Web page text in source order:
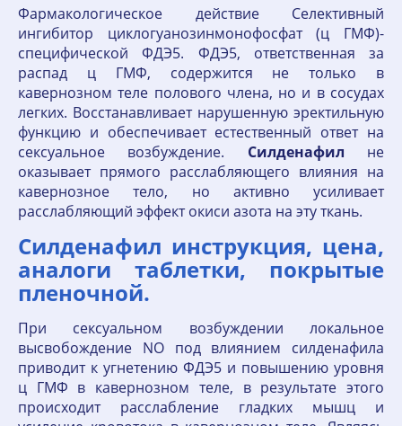
Фармакологическое действие Селективный
ингибитор циклогуанозинмонофосфат (ц ГМФ)-
специфической ФДЭ5. ФДЭ5, ответственная за
распад ц ГМФ, содержится не только в
кавернозном теле полового члена, но и в сосудах
легких. Восстанавливает нарушенную эректильную
функцию и обеспечивает естественный ответ на
сексуальное возбуждение. Силденафил не
оказывает прямого расслабляющего влияния на
кавернозное тело, но активно усиливает
расслабляющий эффект окиси азота на эту ткань.
Силденафил инструкция, цена,
аналоги таблетки, покрытые
пленочной.
При сексуальном возбуждении локальное
высвобождение NO под влиянием силденафила
приводит к угнетению ФДЭ5 и повышению уровня
ц ГМФ в кавернозном теле, в результате этого
происходит расслабление гладких мышц и